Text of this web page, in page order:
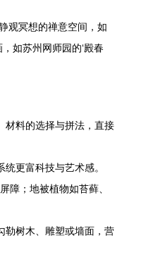
观冥想的禅意空间，如
如苏州网师园的‘殿春
材料的选择与拼法，直接
更富科技与艺术感。
障；地被植物如苔藓、
勒树木、雕塑或墙面，营